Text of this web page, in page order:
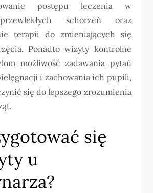
postępu leczenia w
schorzeń oraz
terapii do zmieniających się
Ponadto wizyty kontrolne
możliwość zadawania pytań
i zachowania ich pupili,
się do lepszego zrozumienia
się
u